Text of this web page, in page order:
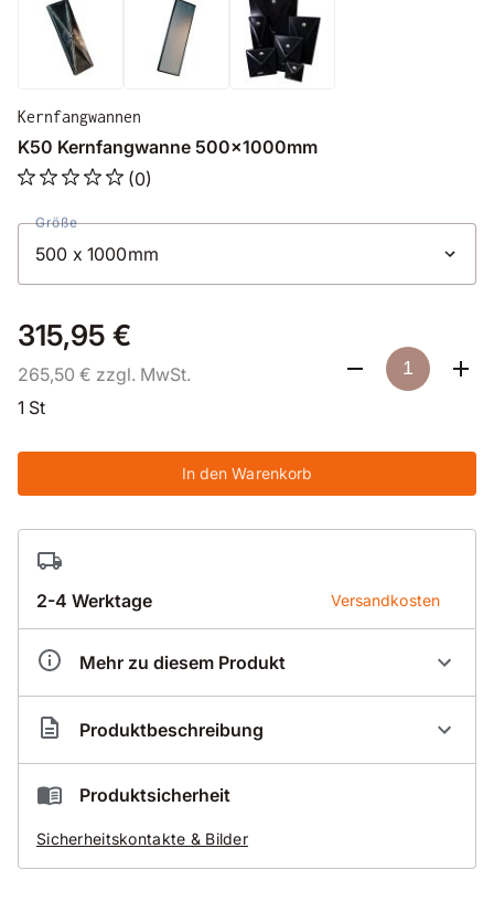
Kernfangwannen
K50 Kernfangwanne 500x1000mm
(0)
Größe
315,95 €
265,50 € zzgl. MwSt.
1 St
In den Warenkorb
2-4 Werktage Versandkosten
Mehr zu diesem Produkt
Artikelnummer
KI000060
500 mm
Tiefe
1000 mm
Produktbeschreibung
K50 Kernfangwanne 500x1000mm
Aussparungen
Produktsicherheit
Sicherheitskontakte & Bilder